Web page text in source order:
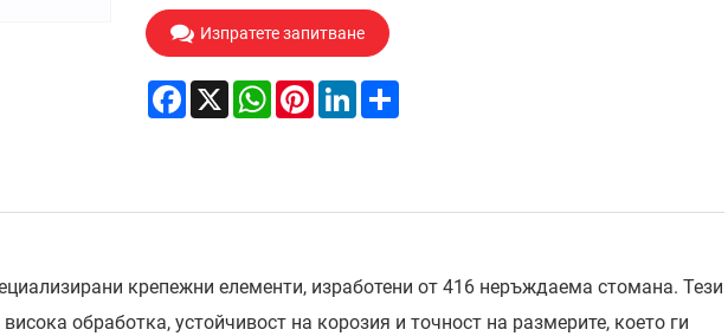
Изпратете запитване
Facebook
X WhatsApp
PinterestLinkedInShare
крепежни елементи, изработени от 416 неръждаема стомана. Тези
обработка, устойчивост на корозия и точност на размерите, което ги